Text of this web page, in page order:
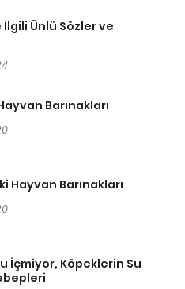
Ünlü Sözler ve
Barınakları
Hayvan Barınakları
İçmiyor, Köpeklerin Su